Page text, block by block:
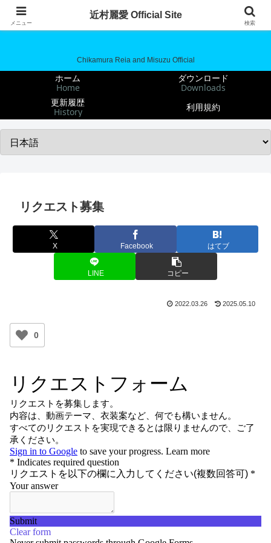
近村麗愛 Official Site
Chikamura Reia and Misuzu Official
ホーム
Home
ダウンロード
Downloads
更新履歴
History 利用規約
リクエスト募集
X Facebook はてブ
LINE コピー
2022.03.26 2025.05.10
0
メニュー
近村麗愛 Official Site
検索